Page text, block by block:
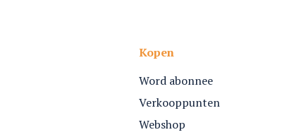
Kopen
Word abonnee
Verkooppunten
Webshop